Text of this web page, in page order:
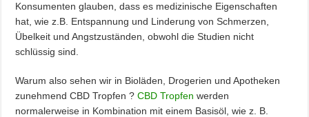
Konsumenten glauben, dass es medizinische Eigenschaften
hat, wie z.B. Entspannung und Linderung von Schmerzen,
Übelkeit und Angstzuständen, obwohl die Studien nicht
schlüssig sind.
Warum also sehen wir in Bioläden, Drogerien und Apotheken
zunehmend CBD Tropfen ?CBD Tropfen werden
normalerweise in Kombination mit einem Basisöl, wie z. B.